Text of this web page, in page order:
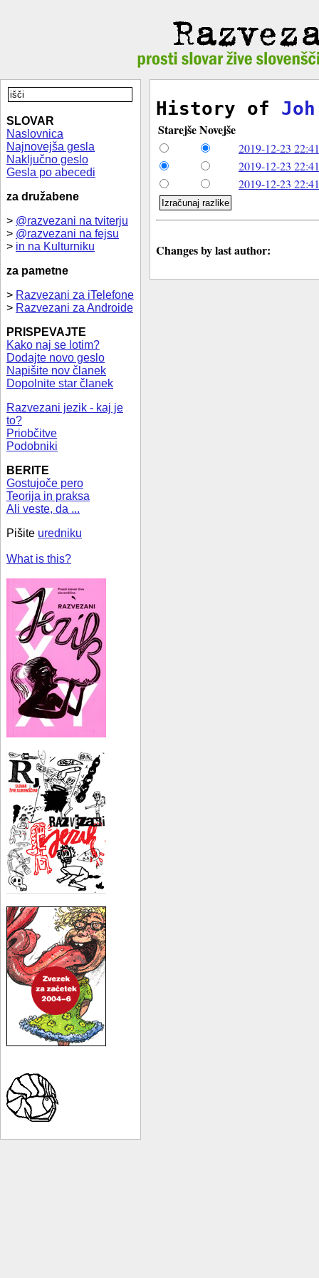
SLOVAR
Naslovnica
Najnovejša gesla
Naključno geslo
Gesla po abecedi
za družabene
> @razvezani na tviterju
> @razvezani na fejsu
> in na Kulturniku
za pametne
> Razvezani za iTelefone
> Razvezani za Androide
PRISPEVAJTE
Kako naj se lotim?
Dodajte novo geslo
Napišite nov članek
Dopolnite star članek
Razvezani jezik - kaj je
to?
Priobčitve
Podobniki
BERITE
Gostujoče pero
Teorija in praksa
Ali veste, da ...
Pišite uredniku
What is this?
History of Joh
StarejšeNovejše
2019-12-23
2019-12-23
2019-12-23
Changes by last author: